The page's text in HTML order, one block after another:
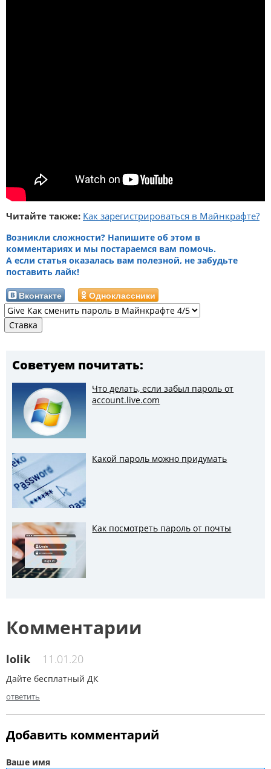
Читайте также: Как зарегистрироваться в Майнкрафте?
Возникли сложности? Напишите об этом в
комментариях и мы постараемся вам помочь.
А если статья оказалась вам полезной, не забудьте
поставить лайк!
Вконтакте Одноклассники
Советуем почитать:
Что делать, если забыл пароль от
account.live.com
Какой пароль можно придумать
Как посмотреть пароль от почты
Комментарии
lolik 11.01.20
Дайте бесплатный ДК
ответить
Добавить комментарий
Ваше имя